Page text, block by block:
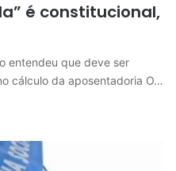
é constitucional,
entendeu que deve ser
cálculo da aposentadoria O…